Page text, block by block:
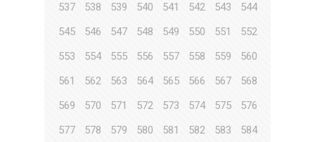
537
538 539 540 541 542 543
544
545
546 547 548 549 550 551
552
553
554 555 556 557 558 559
560
561
562 563 564 565 566 567
568
569
570 571 572 573 574 575
576
577
578 579 580 581 582 583
584